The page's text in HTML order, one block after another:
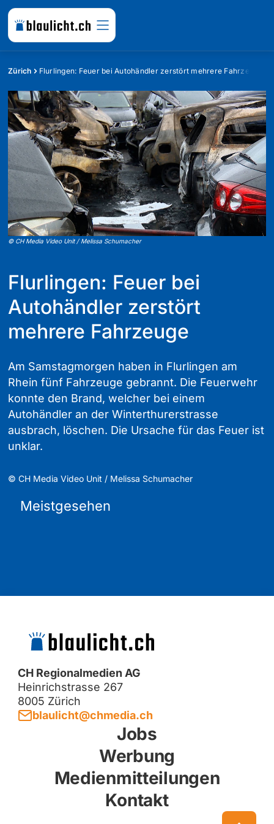
Zürich Flurlingen: Feuer bei Autohändler zerstört mehrere Fahrzeuge
© CH Media Video Unit / Melissa Schumacher
Flurlingen: Feuer bei
Autohändler zerstört
mehrere Fahrzeuge
Am Samstagmorgen haben in Flurlingen am
Rhein fünf Fahrzeuge gebrannt. Die Feuerwehr
konnte den Brand, welcher bei einem
Autohändler an der Winterthurerstrasse
ausbrach, löschen. Die Ursache für das Feuer ist
unklar.
© CH Media Video Unit / Melissa Schumacher
Meistgesehen
CH Regionalmedien AG
Heinrichstrasse 267
8005 Zürich
blaulicht@chmedia.ch
Jobs
Werbung
Medienmitteilungen
Kontakt